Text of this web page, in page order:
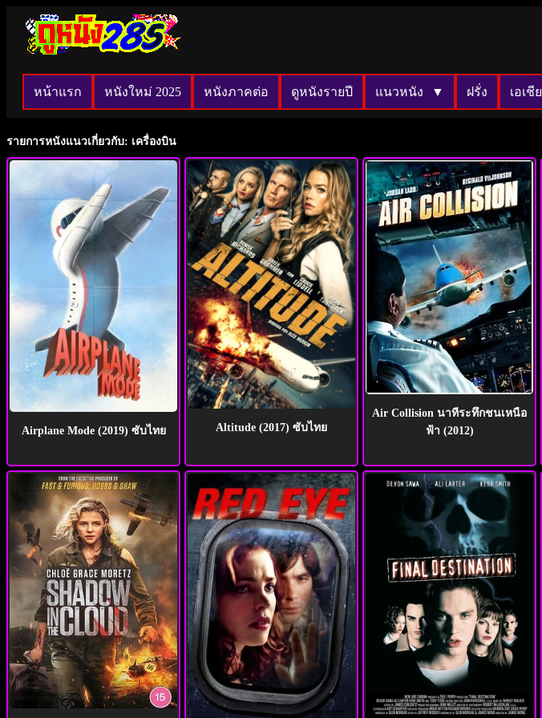
หน้าแรก หนังใหม่ 2025 หนังภาคต่อ ดูหนังรายปี แนวหนัง ฝรั่ง เอเชีย
รายการหนังแนวเกี่ยวกับ: เครื่องบิน
Airplane Mode (2019) ซับไทย Altitude (2017) ซับไทย
Air Collision นาทีระทึกชนเหนือ
ฟ้า (2012)